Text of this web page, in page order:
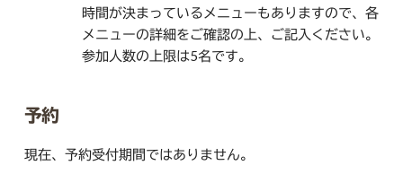
時間が決まっているメニューもありますので、各
メニューの詳細をご確認の上、ご記入ください。
参加人数の上限は5名です。
予約
現在、予約受付期間ではありません。